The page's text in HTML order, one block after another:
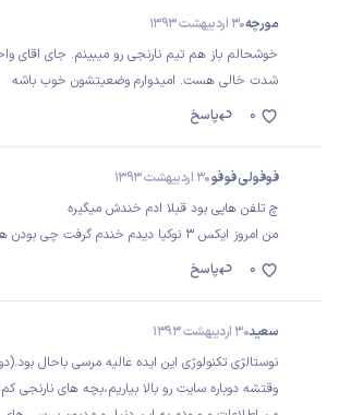
مورچه30 اردیبهشت 1393
خوشحالم باز هم تیم نارنجی رو میبینم. جای اقای
شدت خالی هست. امیدوارم وضعیتشون خوب باشه
پاسخ
0
فوفولی فوفو30 اردیبهشت 1393
چ تلفن هایی بود قبلا ادم خندش میگیره
من امروز ایکس 3 نوکیا دیدم خندم گرفت چی بودن ههههه
پاسخ
0
سعيد30 اردیبهشت 1393
نوستالژى تكنولوژى اين ايده عاليه مرسى باحال
وقتشه دوباره سايت رو بالا بياريم،بچه هاى نارنجى